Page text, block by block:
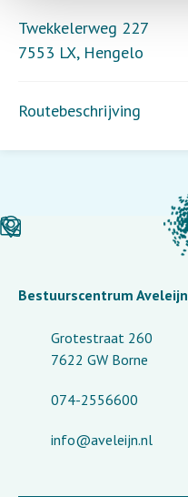
Twekkelerweg 227
7553 LX, Hengelo
Routebeschrijving
Bestuurscentrum Aveleijn
Grotestraat 260
7622 GW Borne
074-2556600
info@aveleijn.nl